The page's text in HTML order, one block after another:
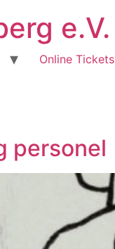
e.V.
Online Tickets
personel